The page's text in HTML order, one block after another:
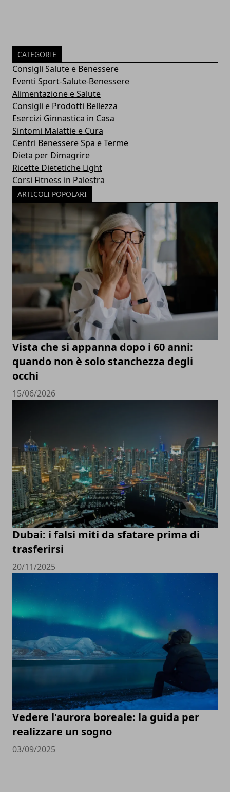
CATEGORIE
Consigli Salute e Benessere
Eventi Sport-Salute-Benessere
Alimentazione e Salute
Consigli e Prodotti Bellezza
Esercizi Ginnastica in Casa
Sintomi Malattie e Cura
Centri Benessere Spa e Terme
Dieta per Dimagrire
Ricette Dietetiche Light
Corsi Fitness in Palestra
ARTICOLI POPOLARI
Vista che si appanna dopo i 60 anni:
quando non è solo stanchezza degli
occhi
15/06/2026
Dubai: i falsi miti da sfatare prima di
trasferirsi
20/11/2025
Vedere l'aurora boreale: la guida per
realizzare un sogno
03/09/2025